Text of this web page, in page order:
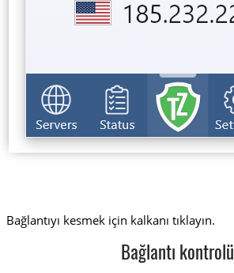
Bağlantıyı kesmek için kalkanı tıklayın.
Bağlantı kontrolü